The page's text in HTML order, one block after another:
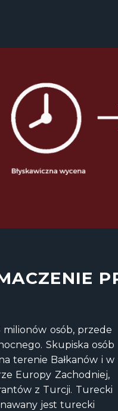
osób, przede
Skupiska osób
terenie Bałkanów i w
Europy Zachodniej,
z Turcji. Turecki
jest turecki